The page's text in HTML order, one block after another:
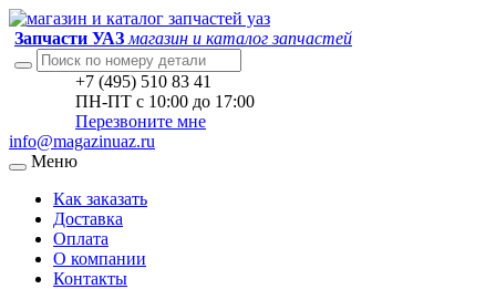
Запчасти УАЗ магазин и каталог запчастей
+7 (495) 510 83 41
ПН-ПТ с 10:00 до 17:00
Перезвоните мне
info@magazinuaz.ru
Меню
Как заказать
Доставка
Оплата
О компании
Контакты